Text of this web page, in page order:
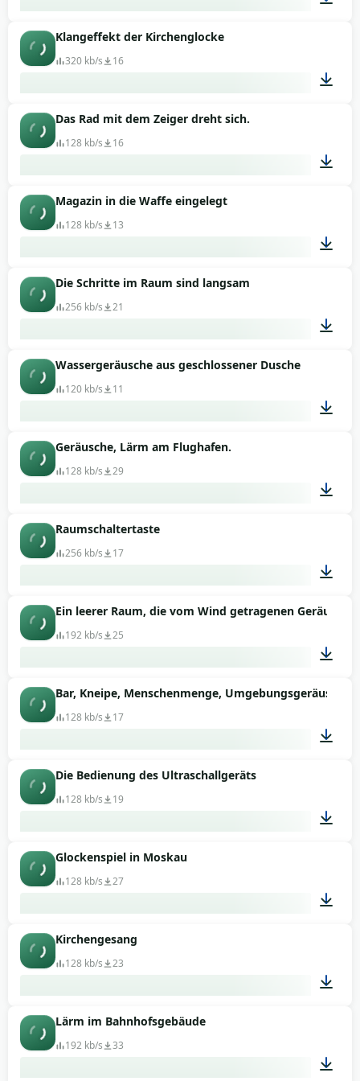
Klangeffekt der Kirchenglocke
320 kb/s 16
Das Rad mit dem Zeiger dreht sich.
128 kb/s 16
Magazin in die Waffe eingelegt
128 kb/s 13
Die Schritte im Raum sind langsam
256 kb/s 21
Wassergeräusche aus geschlossener Dusche
120 kb/s 11
Geräusche, Lärm am Flughafen.
128 kb/s 29
Raumschaltertaste
256 kb/s 17
00:01
Ein leerer Raum, die vom Wind getragenen
192 kb/s 25
00:14
Bar, Kneipe, Menschenmenge, Umgebungsgeräusche
128 kb/s 17
Die Bedienung des Ultraschallgeräts
128 kb/s 19
Glockenspiel in Moskau
128 kb/s 27
Kirchengesang
128 kb/s 23
Lärm im Bahnhofsgebäude
192 kb/s 33